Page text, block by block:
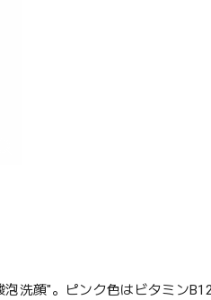
洗顔"。ピンク色はビタミン